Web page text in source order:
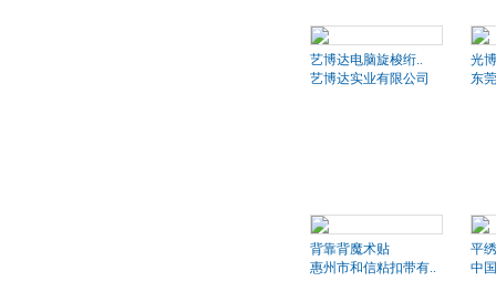
艺博达电脑旋梭绗..
艺博达实业有限公司
光
东
背靠背魔术贴
惠州市和信粘扣带有..
平
中